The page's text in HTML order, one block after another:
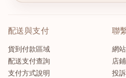
配送與支付
貨到付款區域
配送支付查詢
支付方式說明
聯
網
店
投